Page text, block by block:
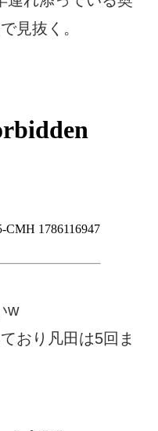
見抜く。
w
おり凡田は5回ま